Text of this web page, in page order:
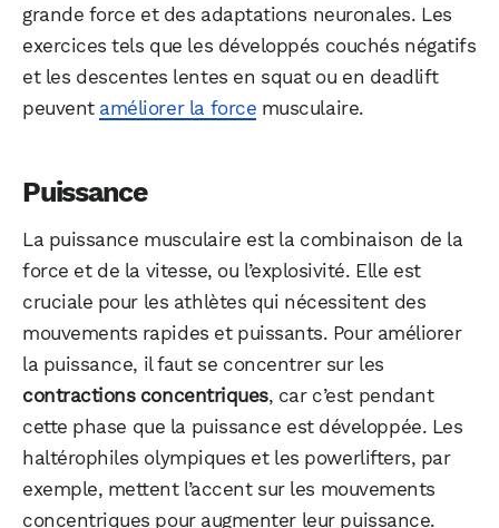
grande force et des adaptations neuronales. Les
exercices tels que les développés couchés négatifs
et les descentes lentes en squat ou en deadlift
peuvent améliorer la force musculaire.
Puissance
La puissance musculaire est la combinaison de la
force et de la vitesse, ou l’explosivité. Elle est
cruciale pour les athlètes qui nécessitent des
mouvements rapides et puissants. Pour améliorer
la puissance, il faut se concentrer sur les
contractions concentriques, car c’est pendant
cette phase que la puissance est développée. Les
haltérophiles olympiques et les powerlifters, par
exemple, mettent l’accent sur les mouvements
concentriques pour augmenter leur puissance.